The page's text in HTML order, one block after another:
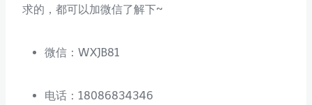
求的，都可以加微信了解下~
微信：WXJB81
电话：18086834346